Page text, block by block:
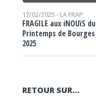
17/02/2025 - LA FRAP
FRAGILE aux iNOUïS du
Printemps de Bourges
2025
RETOUR SUR…